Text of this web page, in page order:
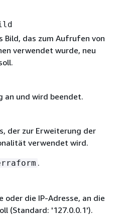
Bild, das zum Aufrufen von
verwendet wurde, neu
an und wird beendet.
der zur Erweiterung der
verwendet wird.
.
oder die IP-Adresse, an die
(Standard: '127.0.0.1').